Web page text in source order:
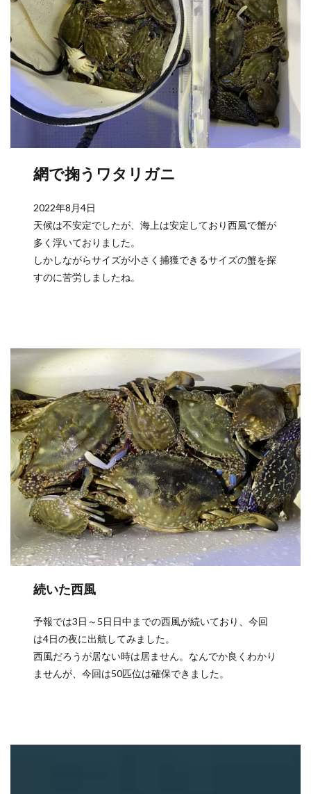
網で掬うワタリガニ
2022年8月4日
天候は不安定でしたが、海上は安定しており西風で蟹が
多く浮いておりました。
しかしながらサイズが小さく捕獲できるサイズの蟹を探
すのに苦労しましたね。
続いた西風
予報では3日～5日日中までの西風が続いており、今回
は4日の夜に出航してみました。
西風だろうが居ない時は居ません。なんでか良くわかり
ませんが、今回は50匹位は確保できました。